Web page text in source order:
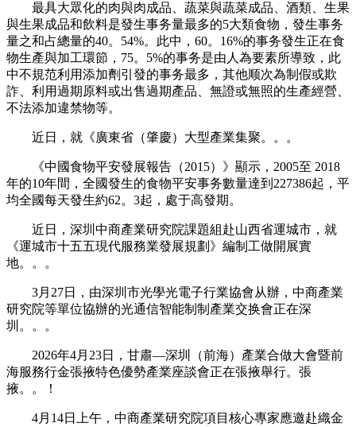
最具大眾化的肉與肉成品、蔬菜與蔬菜成品、酒類、生果
與生果成品和飲料是發生事务量最多的5大類食物，發生事务
量之和占總量的40。54%。此中，60。16%的事务發生正在食
物生產與加工環節，75。5%的事务是由人為要素所導致，此
中不規范利用添加劑引發的事务最多，其他顺次為制假或欺
詐、利用過期原料或出售過期產品、無證或無照的生產經營、
不法添加違禁物等。
近日，就《廣東省（肇慶）大型產業集聚。。。
《中國食物平安發展報告（2015）》顯示，2005至 2018
年的10年間，全國發生的食物平安事务數量達到227386起，平
均全國每天發生約62。3起，處于高發期。
近日，深圳中商產業研究院課題組赴山西省運城市，就
《運城市十五五現代服務業發展規劃》編制工做開展實
地。。。
3月27日，由深圳市光學光電子行業協會从辦，中商產業
研究院等單位協辦的光通信智能制制產業交换會正在深
圳。。。
2026年4月23日，甘肅—深圳（前海）產業合做大會暨前
海服務行金張掖特色優勢產業座談會正在張掖舉行。張
掖。。！
4月14日上午，中商產業研究院項目核心專家應邀赴織金